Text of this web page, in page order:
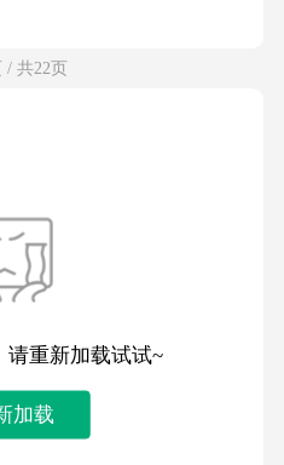
/ 共22页
请重新加载试试~
加载